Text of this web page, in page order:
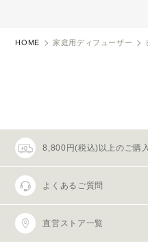
HOME 家庭用ディフューザー
8,800円(税込)以上のご購
よくあるご質問
直営ストア一覧